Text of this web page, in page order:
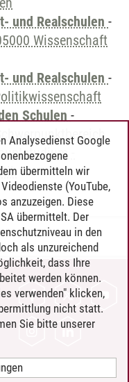
und Realschulen -
Wissenschaft
und Realschulen -
Schulen -
-
Analysedienst Google
übermitteln wir
(YouTube,
anzuzeigen. Diese
übermittelt. Der
in den
als unzureichend
dass Ihre
werden können.
verwenden" klicken,
nicht statt.
Sie bitte unserer